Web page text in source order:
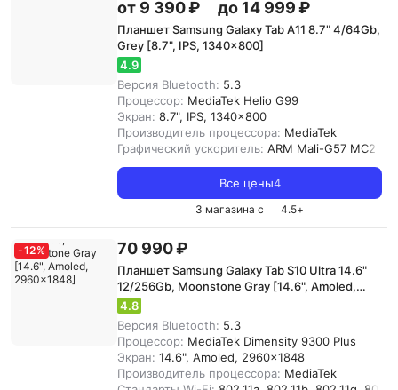
от 9 390 ₽ до 14 999 ₽
Планшет Samsung Galaxy Tab A11 8.7" 4/64Gb,
Grey [8.7", IPS, 1340x800]
4.9
Версия Bluetooth: 5.3
Процессор: MediaTek Helio G99
Экран: 8.7", IPS, 1340x800
Производитель процессора: MediaTek
Графический ускоритель: ARM Mali-G57 MC2
Все цены4
3 магазина с 4.5+
-12% 70 990 ₽
Планшет Samsung Galaxy Tab S10 Ultra 14.6"
12/256Gb, Moonstone Gray [14.6", Amoled,
2960x1848]
4.8
Версия Bluetooth: 5.3
Процессор: MediaTek Dimensity 9300 Plus
Экран: 14.6", Amoled, 2960x1848
Производитель процессора: MediaTek